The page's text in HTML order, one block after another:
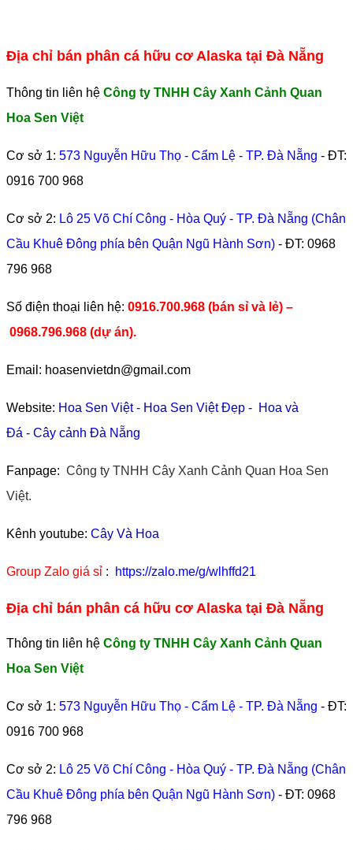
Địa chỉ bán phân cá hữu cơ Alaska tại Đà Nẵng
Thông tin liên hệ Công ty TNHH Cây Xanh Cảnh Quan
Hoa Sen Việt
Cơ sở 1: 573 Nguyễn Hữu Thọ - Cẩm Lệ - TP. Đà Nẵng - ĐT:
0916 700 968
Cơ sở 2: Lô 25 Võ Chí Công - Hòa Quý - TP. Đà Nẵng (Chân
Cầu Khuê Đông phía bên Quận Ngũ Hành Sơn) - ĐT: 0968
796 968
​Số điện thoại liên hệ: 0916.700.968 (bán sỉ và lẻ) –
0968.796.968 (dự án).
Email: hoasenvietdn@gmail.com
Website: Hoa Sen Việt- Hoa Sen Việt Đẹp - Hoa và
Đá - Cây cảnh Đà Nẵng
Fanpage: Công ty TNHH Cây Xanh Cảnh Quan Hoa Sen
Việt.
Kênh youtube: Cây Và Hoa
Group Zalo giá sỉ : https://zalo.me/g/wlhffd21
Địa chỉ bán phân cá hữu cơ Alaska tại Đà Nẵng
Thông tin liên hệ Công ty TNHH Cây Xanh Cảnh Quan
Hoa Sen Việt
Cơ sở 1: 573 Nguyễn Hữu Thọ - Cẩm Lệ - TP. Đà Nẵng - ĐT:
0916 700 968
Cơ sở 2: Lô 25 Võ Chí Công - Hòa Quý - TP. Đà Nẵng (Chân
Cầu Khuê Đông phía bên Quận Ngũ Hành Sơn) - ĐT: 0968
796 968